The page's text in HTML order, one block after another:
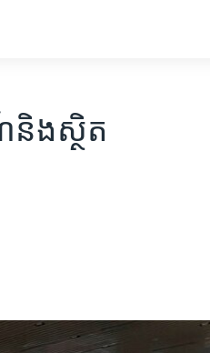
និង​ស្ថិត​